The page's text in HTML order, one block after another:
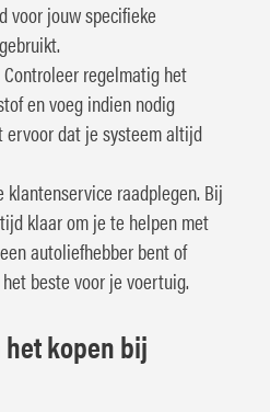
voor jouw specifieke
Controleer regelmatig het
en voeg indien nodig
ervoor dat je systeem altijd
raadplegen. Bij
klaar om je te helpen met
autoliefhebber bent of
beste voor je voertuig.
kopen bij